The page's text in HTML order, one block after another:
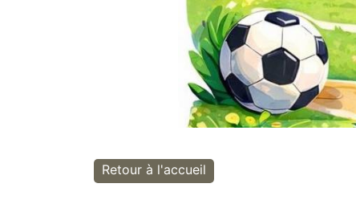
Retour à l'accueil